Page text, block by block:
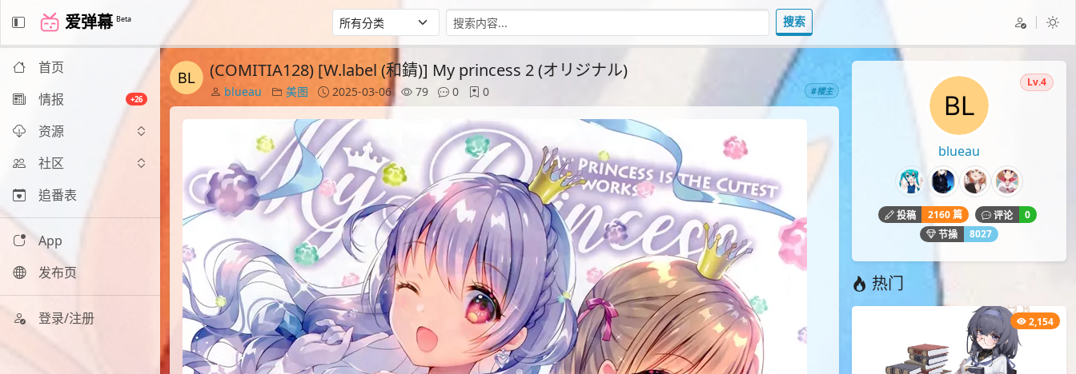
爱弹幕 Beta 搜索
首页
情报
+26
资源
社区
追番表
App
发布页
登录/注册
(COMITIA128) [W.label (和錆)] My princess 2 (オリジナル)
blueau 美图 2025-03-06 79 0 0 #楼主
blueau
Lv.4
投稿 2160 篇 评论
0
节操
8027
热门
2,154